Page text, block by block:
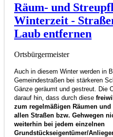
Räum- und
Winterzeit -
Laub entfernen
Ortsbürgermeister
Auch in diesem Winter werden in
Gemeindestraßen bei stärkeren
Gänze geräumt und gestreut. Die
darauf hin, dass durch diese
zum regelmäßigen Räumen
allen Straßen bzw. Gehwegen
weiterhin bei jedem einzelnen
Grundstückseigentümer/